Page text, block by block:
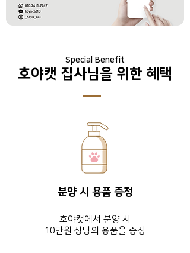
Special Benefit
호야캣 집사님을 위한 혜택
분양 시 용품 증정
호야캣에서 분양 시
10만원 상당의 용품을 증정